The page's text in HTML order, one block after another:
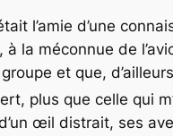
l’amie d’une
la méconnue de
et que,
plus que celle qui
œil distrait, ses